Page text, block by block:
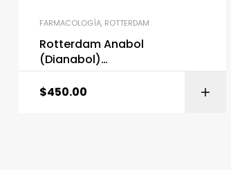
FARMACOLOGÍA, ROTTERDAM
Rotterdam Anabol
(Dianabol)
$450.00